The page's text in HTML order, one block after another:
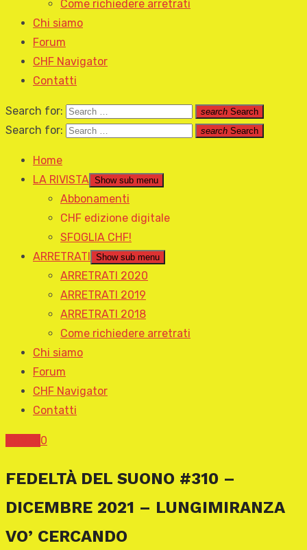
Come richiedere arretrati
Chi siamo
Forum
CHF Navigator
Contatti
Search for: search Search
Search for: search Search
Home
LA RIVISTA Show sub menu
Abbonamenti
CHF edizione digitale
SFOGLIA CHF!
ARRETRATI
Show sub menu
ARRETRATI 2020
ARRETRATI 2019
ARRETRATI 2018
Come richiedere arretrati
Chi siamo
Forum
CHF Navigator
Contatti
0
FEDELTÀ DEL SUONO #310 –
DICEMBRE 2021 – LUNGIMIRANZA
VO’ CERCANDO